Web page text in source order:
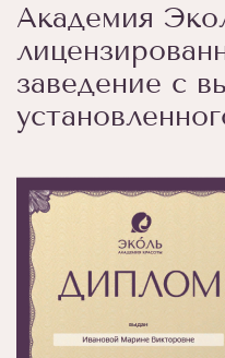
Академия
заведение с